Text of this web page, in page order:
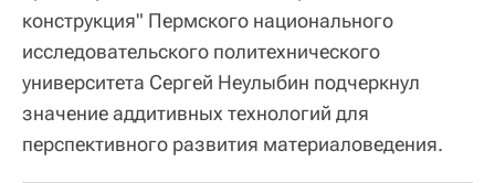
конструкция" Пермского национального
исследовательского политехнического
университета Сергей Неулыбин подчеркнул
значение аддитивных технологий для
перспективного развития материаловедения.